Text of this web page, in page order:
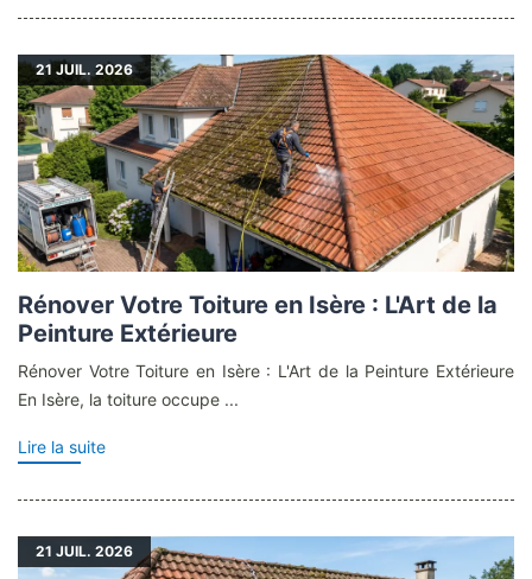
21 JUIL. 2026
Rénover Votre Toiture en Isère : L'Art de la
Peinture Extérieure
Rénover Votre Toiture en Isère : L'Art de la Peinture Extérieure
En Isère, la toiture occupe ...
Lire la suite
21 JUIL. 2026